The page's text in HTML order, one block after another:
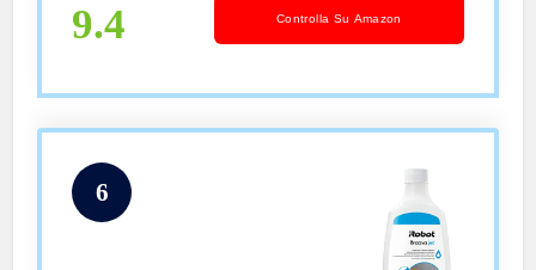
9.4 Controlla Su Amazon
6